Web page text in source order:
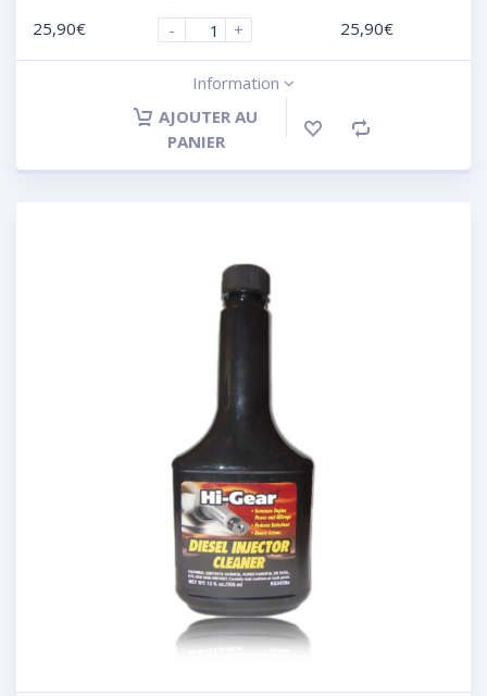
25,90€
-
+
25,90€
Information
AJOUTER AU
PANIER